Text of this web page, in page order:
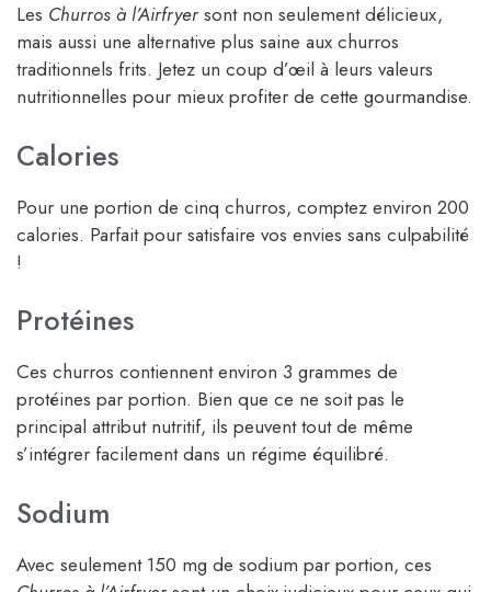
Les Churros à l’Airfryersont non seulement délicieux,
mais aussi une alternative plus saine aux churros
traditionnels frits. Jetez un coup d’œil à leurs valeurs
nutritionnelles pour mieux profiter de cette gourmandise.
Calories
Pour une portion de cinq churros, comptez environ 200
calories. Parfait pour satisfaire vos envies sans culpabilité
!
Protéines
Ces churros contiennent environ 3 grammes de
protéines par portion. Bien que ce ne soit pas le
principal attribut nutritif, ils peuvent tout de même
s’intégrer facilement dans un régime équilibré.
Sodium
Avec seulement 150 mg de sodium par portion, ces